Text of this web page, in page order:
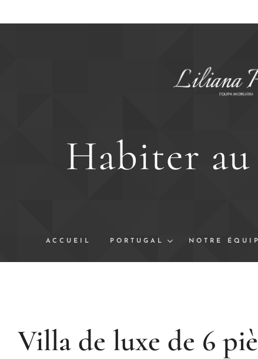
Habiter
ACCUEIL PORTUGAL NOTRE
Villa de luxe de 6